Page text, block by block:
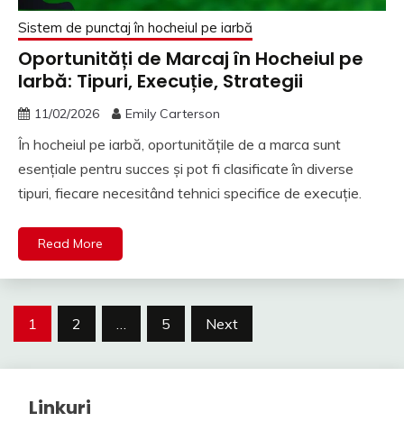
Sistem de punctaj în hocheiul pe iarbă
Oportunități de Marcaj în Hocheiul pe
Iarbă: Tipuri, Execuție, Strategii
11/02/2026 Emily Carterson
În hocheiul pe iarbă, oportunitățile de a marca sunt
esențiale pentru succes și pot fi clasificate în diverse
tipuri, fiecare necesitând tehnici specifice de execuție.
Read More
Posts
1 2 … 5 Next
Linkuri